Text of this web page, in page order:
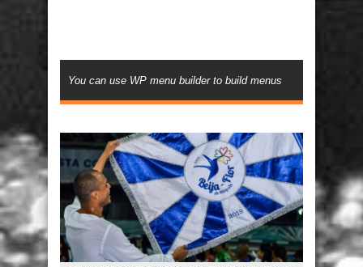
You can use WP menu builder to build menus